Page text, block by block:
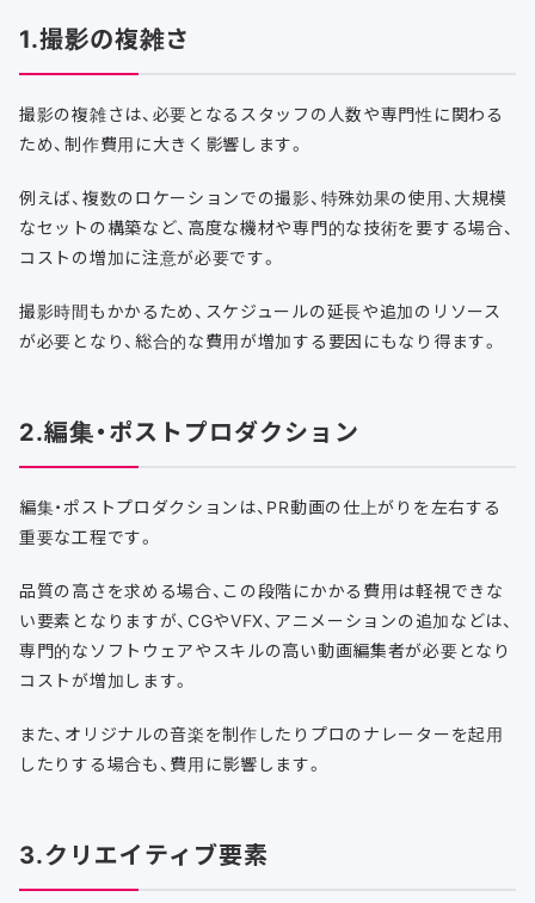
1.撮影の複雑さ
撮影の複雑さは、必要となるスタッフの人数や専門性に関わる
ため、制作費用に大きく影響します。
例えば、複数のロケーションでの撮影、特殊効果の使用、大規模
なセットの構築など、高度な機材や専門的な技術を要する場合、
コストの増加に注意が必要です。
撮影時間もかかるため、スケジュールの延長や追加のリソース
が必要となり、総合的な費用が増加する要因にもなり得ます。
2.編集・ポストプロダクション
編集・ポストプロダクションは、PR動画の仕上がりを左右する
重要な工程です。
品質の高さを求める場合、この段階にかかる費用は軽視できな
い要素となりますが、CGやVFX、アニメーションの追加などは、
専門的なソフトウェアやスキルの高い動画編集者が必要となり
コストが増加します。
また、オリジナルの音楽を制作したりプロのナレーターを起用
したりする場合も、費用に影響します。
3.クリエイティブ要素